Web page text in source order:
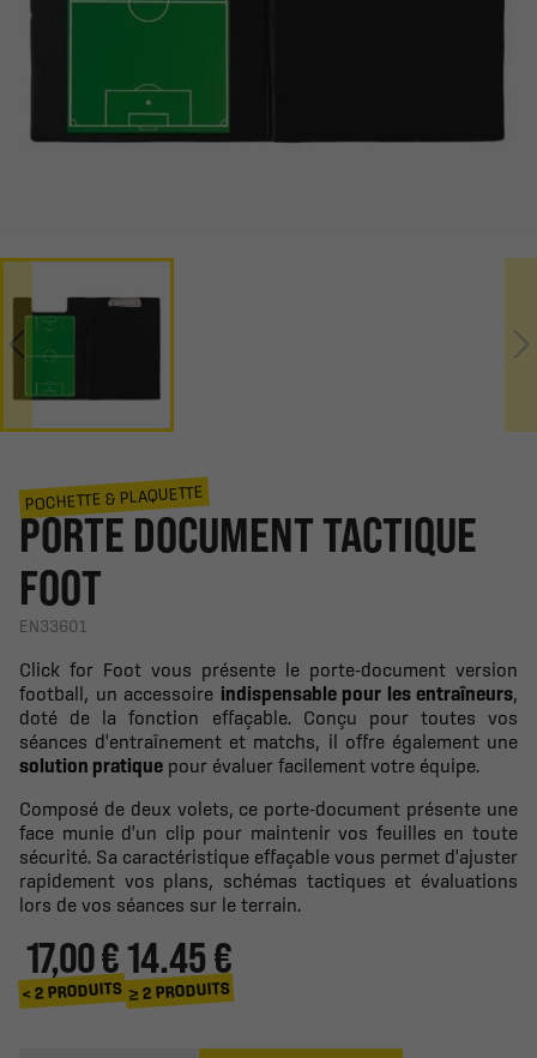
POCHETTE & PLAQUETTE
PORTE DOCUMENT TACTIQUE
FOOT
EN33601
Click for Foot vous présente le porte-document version
football, un accessoire indispensable pour les entraîneurs,
doté de la fonction effaçable. Conçu pour toutes vos
séances d'entraînement et matchs, il offre également une
solution pratique pour évaluer facilement votre équipe.
Composé de deux volets, ce porte-document présente une
face munie d'un clip pour maintenir vos feuilles en toute
sécurité. Sa caractéristique effaçable vous permet d'ajuster
rapidement vos plans, schémas tactiques et évaluations
lors de vos séances sur le terrain.
17,00 €
< 2 PRODUITS
14.45 €
≥ 2 PRODUITS